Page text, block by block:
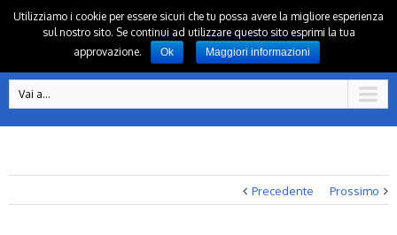
Vai a...
Precedente Prossimo
Utilizziamo i cookie per essere sicuri che tu possa avere la migliore esperienza
sul nostro sito. Se continui ad utilizzare questo sito esprimi la tua
approvazione.
Ok Maggiori informazioni